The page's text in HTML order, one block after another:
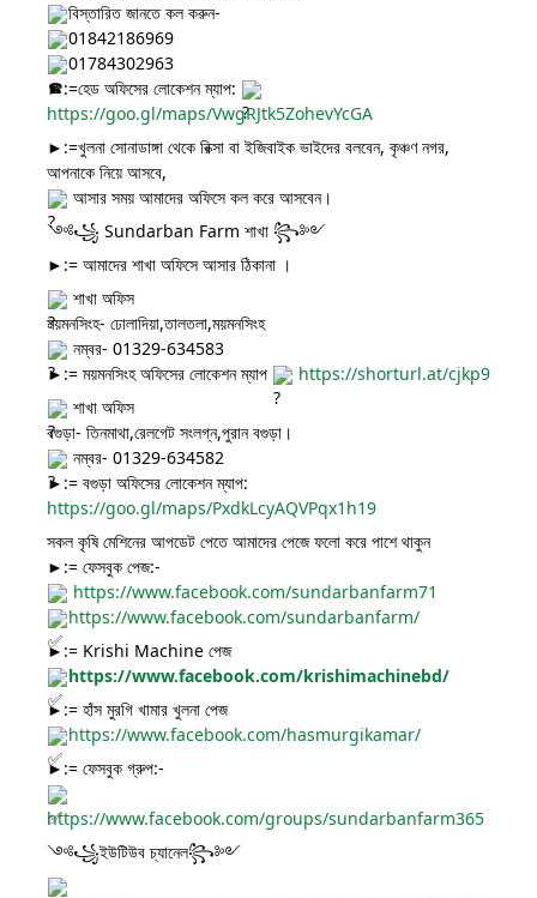
বিস্তারিত জানতে কল করুন-
01842186969
01784302963
►:=হেড অফিসের লোকেশন ম্যাপ:
https://goo.gl/maps/VwgRJtk5ZohevYcGA
►:=খুলনা সোনাডাঙ্গা থেকে রিক্সা বা ইজিবাইক ভাইদের বলবেন, কৃঞ্চণ নগর,
আপনাকে নিয়ে আসবে,
আসার সময় আমাদের অফিসে কল করে আসবেন।
༺꧁ Sundarban Farm শাখা ꧂༻
►:= আমাদের শাখা অফিসে আসার ঠিকানা ।
শাখা অফিস
ময়মনসিংহ- ঢোলাদিয়া,তালতলা,ময়মনসিংহ
নম্বর- 01329-634583
►:= ময়মনসিংহ অফিসের লোকেশন ম্যাপ
https://shorturl.at/cjkp9
শাখা অফিস
বগুড়া- তিনমাথা,রেলগেট সংলগ্ন,পুরান বগুড়া।
নম্বর- 01329-634582
►:= বগুড়া অফিসের লোকেশন ম্যাপ:
https://goo.gl/maps/PxdkLcyAQVPqx1h19
সকল কৃষি মেশিনের আপডেট পেতে আমাদের পেজে ফলো করে পাশে থাকুন
►:= ফেসবুক পেজ:-
https://www.facebook.com/sundarbanfarm71
https://www.facebook.com/sundarbanfarm/
►:= Krishi Machine পেজ
https://www.facebook.com/krishimachinebd/
►:= হাঁস মুরগি খামার খুলনা পেজ
https://www.facebook.com/hasmurgikamar/
►:= ফেসবুক গ্রুপ:-
https://www.facebook.com/groups/sundarbanfarm365
༺꧁ইউটিউব চ্যানেল꧂༻